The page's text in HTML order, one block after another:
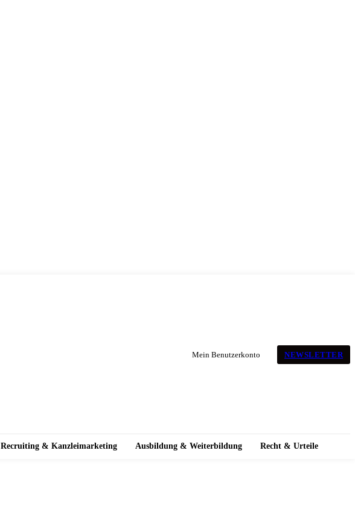
Mein Benutzerkonto NEWSLETTER
Recruiting & Kanzleimarketing Ausbildung & Weiterbildung Recht & Urteile